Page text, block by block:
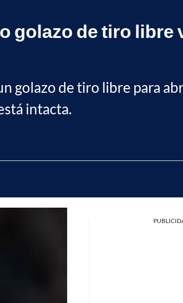
golazo de tiro libre
golazo de tiro libre para
intacta.